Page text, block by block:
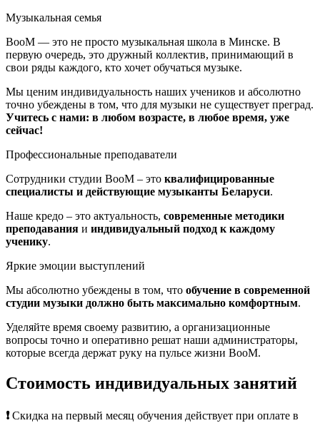
Музыкальная семья
BооM — это не просто музыкальная школа в Минске. В
первую очередь, это дружный коллектив, принимающий в
свои ряды каждого, кто хочет обучаться музыке.
Мы ценим индивидуальность наших учеников и абсолютно
точно убеждены в том, что для музыки не существует преград.
Учитесь с нами: в любом возрасте, в любое время, уже
сейчас!
Профессиональные преподаватели
Сотрудники студии BooM – это квалифицированные
специалисты и действующие музыканты Беларуси.
Наше кредо – это актуальность, современные методики
преподавания и индивидуальный подход к каждому
ученику.
Яркие эмоции выступлений
Мы абсолютно убеждены в том, что обучение в современной
студии музыки должно быть максимально комфортным.
Уделяйте время своему развитию, а организационные
вопросы точно и оперативно решат наши администраторы,
которые всегда держат руку на пульсе жизни BооM.
Стоимость индивидуальных занятий
❗️Скидка на первый месяц обучения действует при оплате в